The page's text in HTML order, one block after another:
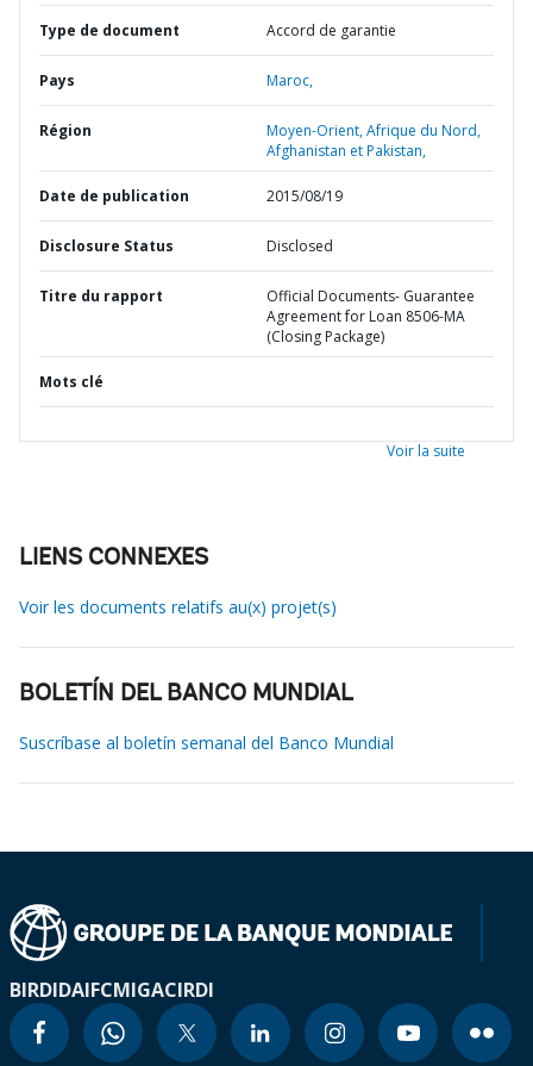
Type de document Accord de garantie
Pays Maroc,
Région
Moyen-Orient, Afrique du Nord,
Afghanistan et Pakistan,
Date de publication 2015/08/19
Disclosure Status Disclosed
Titre du rapport
Official Documents- Guarantee
Agreement for Loan 8506-MA
(Closing Package)
Mots clé
Voir la suite
LIENS CONNEXES
Voir les documents relatifs au(x) projet(s)
BOLETÍN DEL BANCO MUNDIAL
Suscríbase al boletín semanal del Banco Mundial
BIRDIDAIFCMIGACIRDI